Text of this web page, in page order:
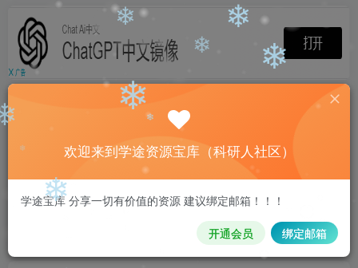
欢迎来到学途资源宝库（科研人社区）
学途宝库 分享一切有价值的资源 建议绑定邮箱！！！
开通会员 绑定邮箱
❄
❄
❄
❄
❄
❄